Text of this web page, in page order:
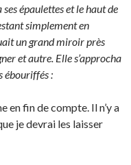
épaulettes et le haut de
simplement en
un grand miroir près
et autre. Elle s’approcha
ébouriffés :
en fin de compte. Il n’y a
je devrai les laisser